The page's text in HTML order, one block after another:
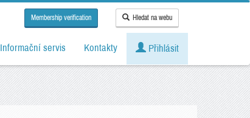
Membership verification Hledat na webu
Informační servis Kontakty Přihlásit